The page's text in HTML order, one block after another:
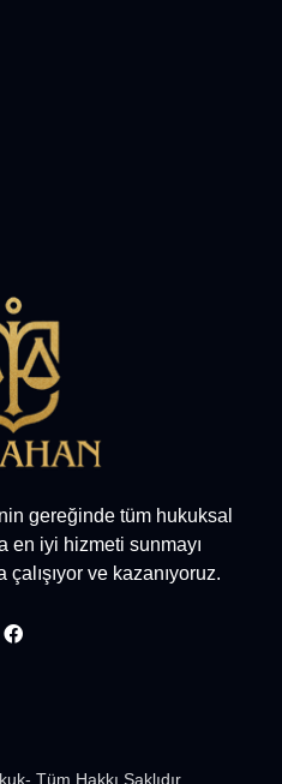
gereğinde tüm hukuksal
en iyi hizmeti sunmayı
ve kazanıyoruz.
- Tüm Hakkı Saklıdır.